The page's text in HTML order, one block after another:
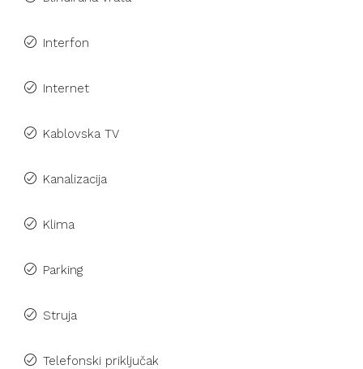
Interfon
Internet
Kablovska TV
Kanalizacija
Klima
Parking
Struja
Telefonski priključak